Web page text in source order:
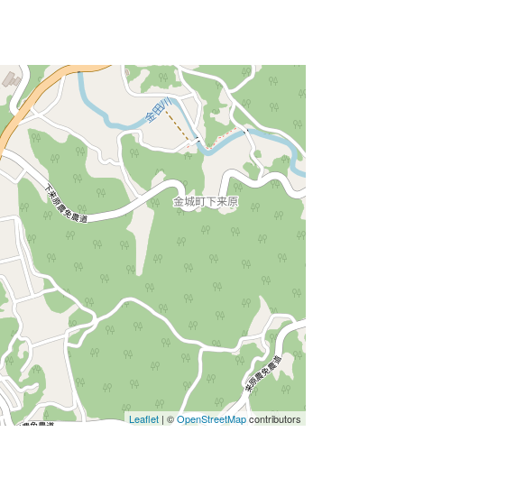
Leaflet | ©OpenStreetMapcontributors